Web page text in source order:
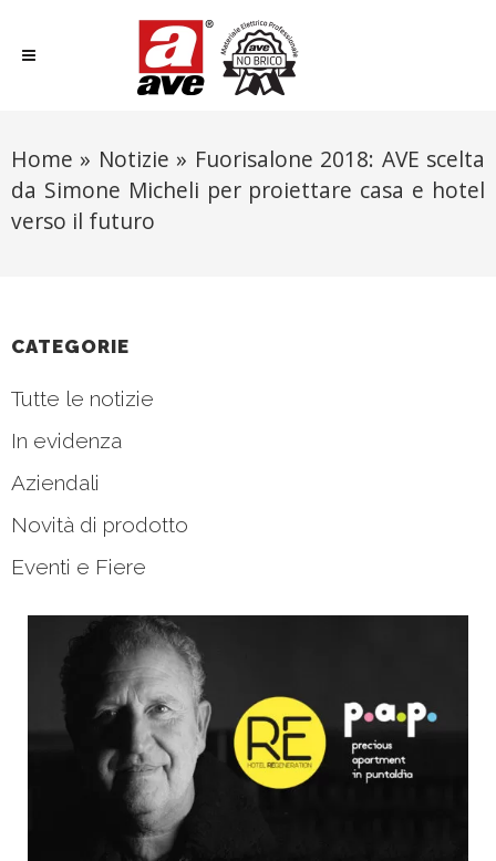
Home » Notizie » Fuorisalone 2018: AVE scelta
da Simone Micheli per proiettare casa e hotel
verso il futuro
CATEGORIE
Tutte le notizie
In evidenza
Aziendali
Novità di prodotto
Eventi e Fiere